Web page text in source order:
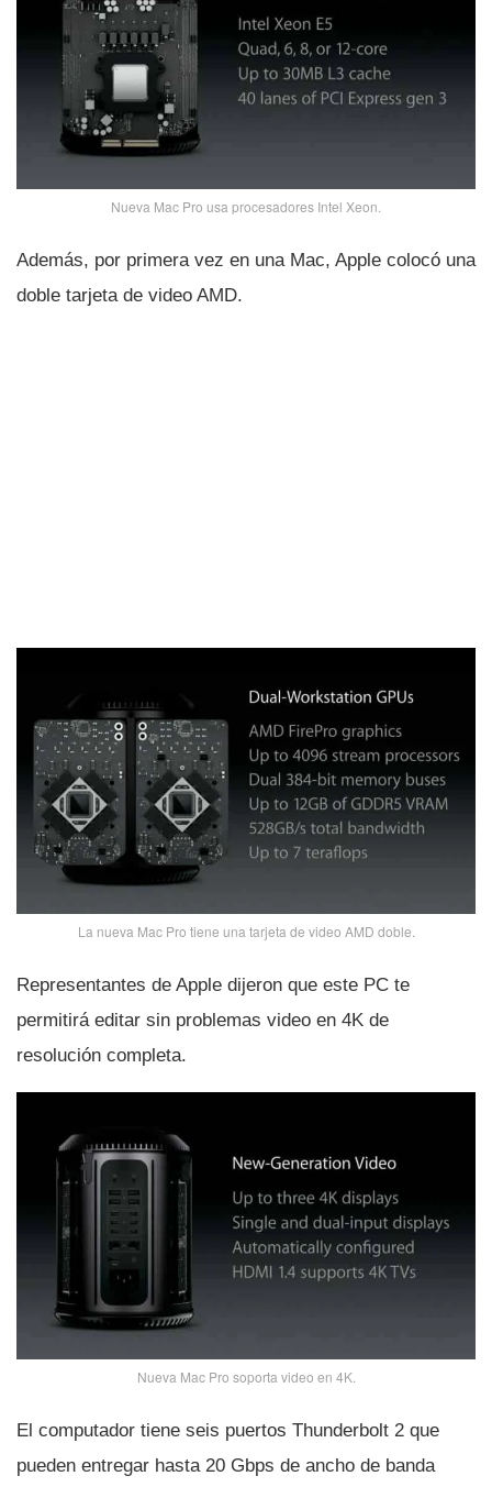
Nueva Mac Pro usa procesadores Intel Xeon.
Además, por primera vez en una Mac, Apple colocó una
doble tarjeta de video AMD.
La nueva Mac Pro tiene una tarjeta de video AMD doble.
Representantes de Apple dijeron que este PC te
permitirá editar sin problemas video en 4K de
resolución completa.
Nueva Mac Pro soporta video en 4K.
El computador tiene seis puertos Thunderbolt 2 que
pueden entregar hasta 20 Gbps de ancho de banda